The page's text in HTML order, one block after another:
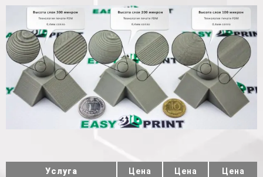
Услуга Цена Цена Цена